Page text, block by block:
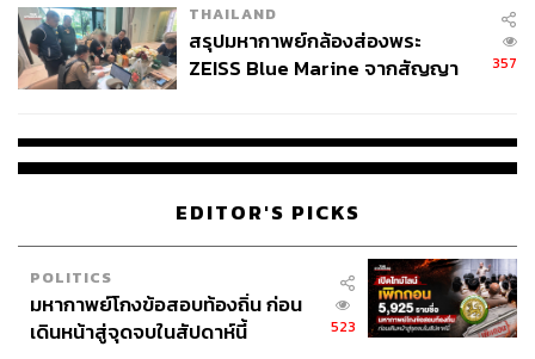
THAILAND
สรุปมหากาพย์กล้องส่องพระ
ZEISS Blue Marine จากสัญญา
จ่ายหนี้-แอบระบุแบรนด์
357
EDITOR'S PICKS
POLITICS
มหากาพย์โกงข้อสอบท้องถิ่น ก่อน
เดินหน้าสู่จุดจบในสัปดาห์นี้
523